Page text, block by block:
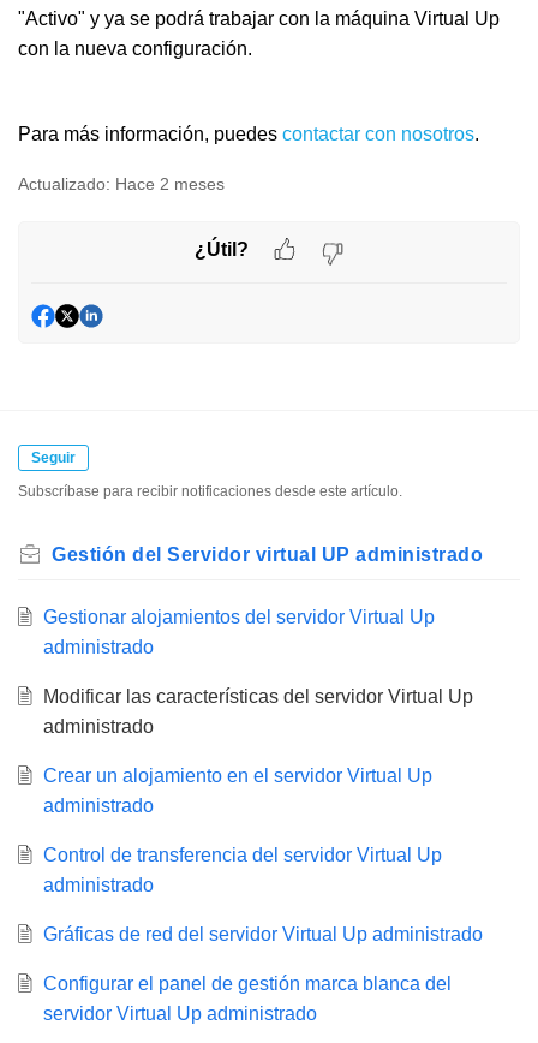
"Activo" y ya se podrá trabajar con la máquina Virtual Up
con la nueva configuración.
Para más información, puedes contactar con nosotros.
Actualizado: Hace 2 meses
¿Útil?
Seguir
Subscríbase para recibir notificaciones desde este artículo.
Gestión del Servidor virtual UP administrado
Gestionar alojamientos del servidor Virtual Up
administrado
Modificar las características del servidor Virtual Up
administrado
Crear un alojamiento en el servidor Virtual Up
administrado
Control de transferencia del servidor Virtual Up
administrado
Gráficas de red del servidor Virtual Up administrado
Configurar el panel de gestión marca blanca del
servidor Virtual Up administrado